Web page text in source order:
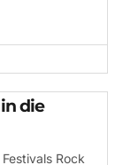
die
Rock